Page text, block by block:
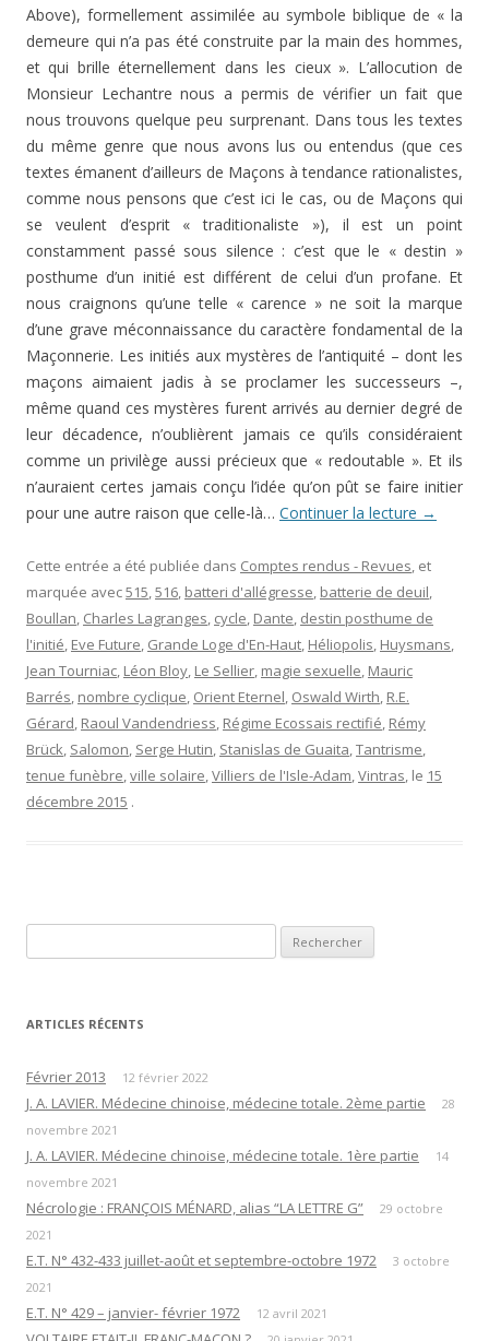
Above), formellement assimilée au symbole biblique de « la
demeure qui n’a pas été construite par la main des hommes,
et qui brille éternellement dans les cieux ». L’allocution de
Monsieur Lechantre nous a permis de vérifier un fait que
nous trouvons quelque peu surprenant. Dans tous les textes
du même genre que nous avons lus ou entendus (que ces
textes émanent d’ailleurs de Maçons à tendance rationalistes,
comme nous pensons que c’est ici le cas, ou de Maçons qui
se veulent d’esprit « traditionaliste »), il est un point
constamment passé sous silence : c’est que le « destin »
posthume d’un initié est différent de celui d’un profane. Et
nous craignons qu’une telle « carence » ne soit la marque
d’une grave méconnaissance du caractère fondamental de la
Maçonnerie. Les initiés aux mystères de l’antiquité – dont les
maçons aimaient jadis à se proclamer les successeurs –,
même quand ces mystères furent arrivés au dernier degré de
leur décadence, n’oublièrent jamais ce qu’ils considéraient
comme un privilège aussi précieux que « redoutable ». Et ils
n’auraient certes jamais conçu l’idée qu’on pût se faire initier
pour une autre raison que celle-là… Continuer la lecture →
Cette entrée a été publiée dans Comptes rendus - Revues, et
marquée avec515,516, batteri d'allégresse, batterie de deuil,
Boullan, Charles Lagranges, cycle, Dante, destin posthume de
l'initié, Eve Future, Grande Loge d'En-Haut, Héliopolis, Huysmans,
Jean Tourniac, Léon Bloy, Le Sellier, magie sexuelle, Mauric
Barrés, nombre cyclique, Orient Eternel, Oswald Wirth, R.E.
Gérard, Raoul Vandendriess, Régime Ecossais rectifié, Rémy
Brück, Salomon, Serge Hutin, Stanislas de Guaita,Tantrisme,
tenue funèbre,ville solaire,Villiers de l'Isle-Adam,Vintras, le 15
décembre 2015 .
ARTICLES RÉCENTS
Février 2013 12 février 2022
J. A. LAVIER. Médecine chinoise, médecine totale. 2ème partie
28
novembre 2021
J. A. LAVIER. Médecine chinoise, médecine totale. 1ère partie
14
novembre 2021
Nécrologie : FRANÇOIS MÉNARD, alias “LA LETTRE G”
29 octobre
2021
E.T. N° 432-433 juillet-août et septembre-octobre 1972
3 octobre
2021
E.T. N° 429 – janvier- février 1972 12 avril 2021